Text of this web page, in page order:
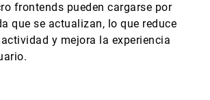
frontends pueden cargarse por
que se actualizan, lo que reduce
y mejora la experiencia